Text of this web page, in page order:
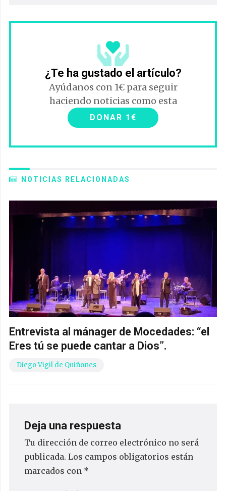
¿Te ha gustado el artículo?
Ayúdanos con 1€ para seguir
haciendo noticias como esta
DONAR 1€
NOTICIAS RELACIONADAS
Entrevista al mánager de Mocedades: “el
Eres tú se puede cantar a Dios”.
Diego Vigil de Quiñones
Deja una respuesta
Tu dirección de correo electrónico no será
publicada. Los campos obligatorios están
marcados con *